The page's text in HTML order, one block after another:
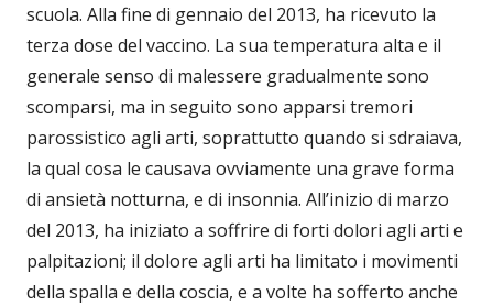
scuola. Alla fine di gennaio del 2013, ha ricevuto la
terza dose del vaccino. La sua temperatura alta e il
generale senso di malessere gradualmente sono
scomparsi, ma in seguito sono apparsi tremori
parossistico agli arti, soprattutto quando si sdraiava,
la qual cosa le causava ovviamente una grave forma
di ansietà notturna, e di insonnia. All’inizio di marzo
del 2013, ha iniziato a soffrire di forti dolori agli arti e
palpitazioni; il dolore agli arti ha limitato i movimenti
della spalla e della coscia, e a volte ha sofferto anche